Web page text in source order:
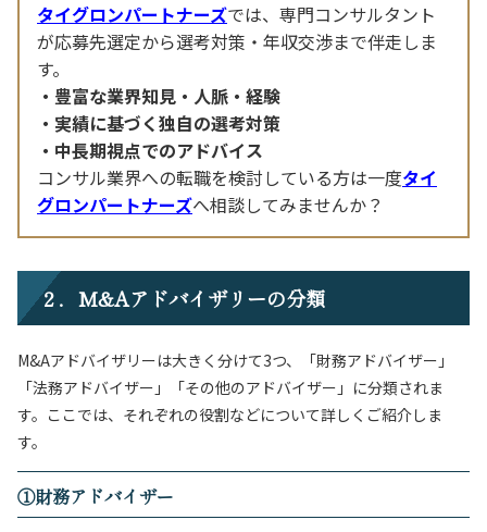
タイグロンパートナーズでは、専門コンサルタント
が応募先選定から選考対策・年収交渉まで伴走しま
す。
豊富な業界知見・人脈・経験
実績に基づく独自の選考対策
中長期視点でのアドバイス
コンサル業界への転職を検討している方は一度タイ
グロンパートナーズへ相談してみませんか？
２．M&Aアドバイザリーの分類
M&Aアドバイザリーは大きく分けて3つ、「財務アドバイザー」
「法務アドバイザー」「その他のアドバイザー」に分類されま
す。ここでは、それぞれの役割などについて詳しくご紹介しま
す。
①財務アドバイザー